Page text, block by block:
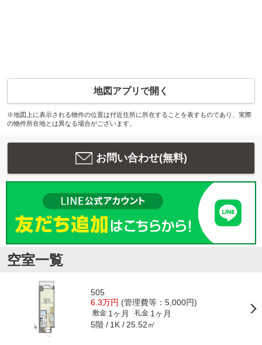
地図アプリで開く
※地図上に表示される物件の位置は付近住所に所在することを表すものであり、実際
の物件所在地とは異なる場合がございます。
お問い合わせ(無料)
空室一覧
505
6.3万円 (管理費等：5,000円)
敷金 1ヶ月 礼金 1ヶ月
5階 1K 25.52㎡